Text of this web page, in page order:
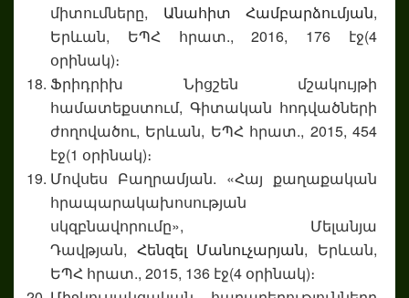
միտումները, Անահիտ Համբարձումյան,
Երևան, ԵՊՀ հրատ., 2016, 176 էջ(4
օրինակ)։
Ֆրիդրիխ Նիցշեն մշակույթի
համատեքստում, Գիտական հոդվածների
ժողովածու, Երևան, ԵՊՀ հրատ., 2015, 454
էջ(1 օրինակ)։
Մովսես Բաղրամյան. «Հայ քաղաքական
հրապարակախոսության
սկզբնավորումը», Մելանյա
Դավթյան, Հենզել Մանուչարյան, Երևան,
ԵՊՀ հրատ., 2015, 136 էջ(4 օրինակ)։